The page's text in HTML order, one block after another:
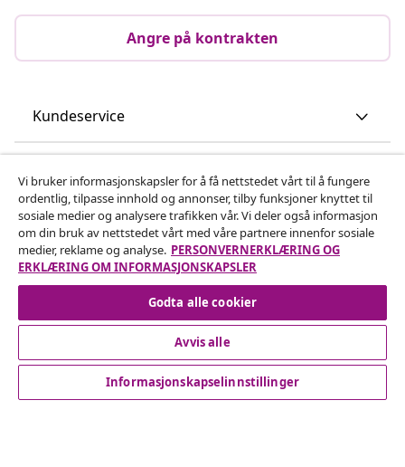
Angre på kontrakten
Kundeservice
vidaXL
Oppdag mer
Vi bruker informasjonskapsler for å få nettstedet vårt til å fungere
ordentlig, tilpasse innhold og annonser, tilby funksjoner knyttet til
sosiale medier og analysere trafikken vår. Vi deler også informasjon
om din bruk av nettstedet vårt med våre partnere innenfor sosiale
medier, reklame og analyse. PERSONVERNERKLÆRING OG
ERKLÆRING OM INFORMASJONSKAPSLER
Godta alle cookier
Avvis alle
Informasjonskapselinnstillinger